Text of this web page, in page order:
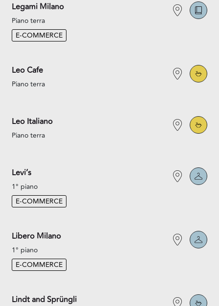
Legami Milano
Piano terra
E-COMMERCE
Leo Cafe
Piano terra
Leo Italiano
Piano terra
Levi’s
1° piano
E-COMMERCE
Libero Milano
1° piano
E-COMMERCE
Lindt and Sprüngli